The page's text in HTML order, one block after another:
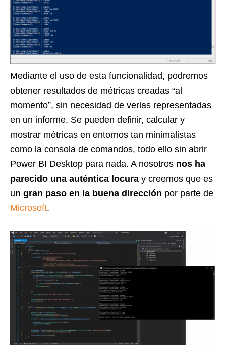
Mediante el uso de esta funcionalidad, podremos
obtener resultados de métricas creadas “al
momento”, sin necesidad de verlas representadas
en un informe. Se pueden definir, calcular y
mostrar métricas en entornos tan minimalistas
como la consola de comandos, todo ello sin abrir
Power BI Desktop para nada. A nosotros nos ha
parecido una auténtica locura y creemos que es
un gran paso en la buena dirección por parte de
Microsoft.